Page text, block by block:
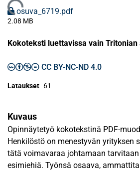
Ladataan...osuva_6719.pdf
2.08 MB
Kokoteksti luettavissa vain
CC BY-NC-ND 4.0
Lataukset 61
Kuvaus
Opinnäytetyö kokotekstinä PDF-
Henkilöstö on menestyvän yrityksen
tätä voimavaraa johtamaan
esimiehiä. Työnsä osaava,